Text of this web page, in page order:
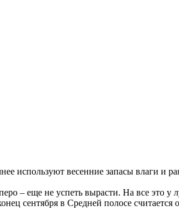
используют весенние запасы влаги и
– еще не успеть вырасти. На все это у
сентября в Средней полосе